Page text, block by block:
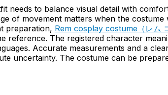
needs to balance visual detail with
of movement matters when the
preparation, Rem cosplay costume（レム
reference. The registered character
Accurate measurements and a
uncertainty. The costume can be